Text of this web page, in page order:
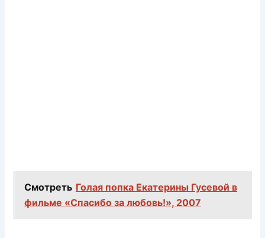
Смотреть Голая попка Екатерины Гусевой в
фильме «Спасибо за любовь!», 2007